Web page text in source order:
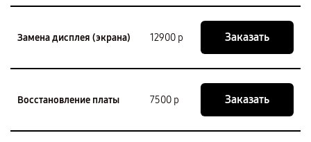
Замена дисплея (экрана) 12900 р Заказать
Восстановление платы 7500 р Заказать